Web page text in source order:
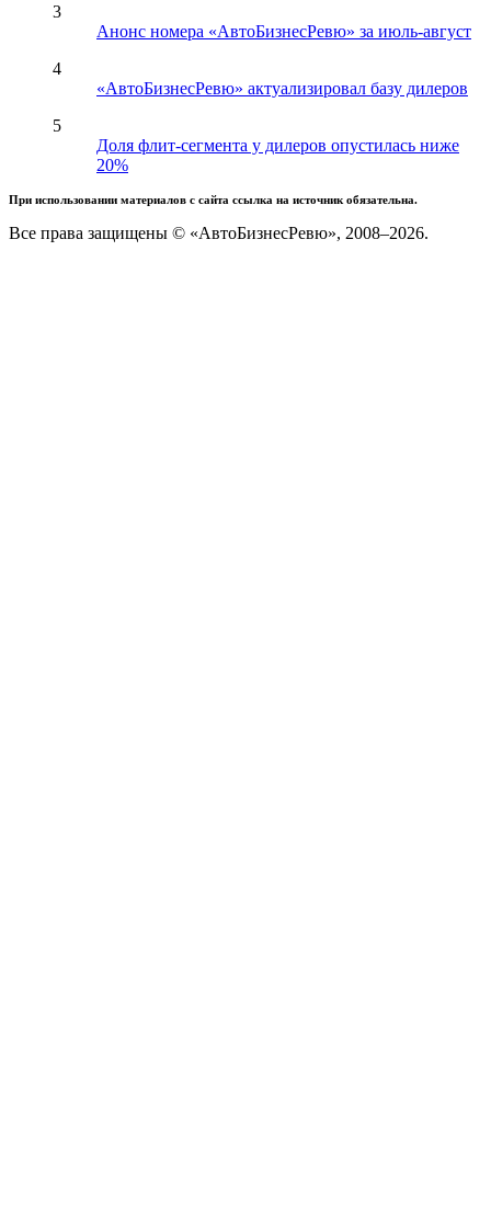
3
Анонс номера «АвтоБизнесРевю» за июль-август
4
«АвтоБизнесРевю» актуализировал базу дилеров
5
Доля флит-сегмента у дилеров опустилась ниже
20%
При использовании материалов с сайта ссылка на источник обязательна.
Все права защищены © «АвтоБизнесРевю», 2008–2026.